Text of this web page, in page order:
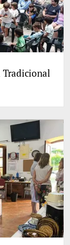
Tradicional